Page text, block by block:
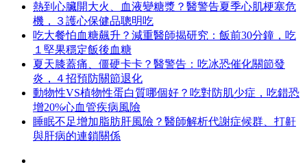
熱到心臟開大火、血液變糖漿？醫警告夏季心肌梗塞危
機，３護心保健品聰明吃
吃大餐怕血糖飆升？減重醫師揭研究：飯前30分鐘，吃
１堅果穩定飯後血糖
夏天膝蓋痛、僵硬卡卡？醫警告：吃冰恐催化關節發
炎，４招預防關節退化
動物性VS植物性蛋白質哪個好？吃對防肌少症，吃錯恐
增20%心血管疾病風險
睡眠不足增加脂肪肝風險？醫師解析代謝症候群、打鼾
與肝病的連鎖關係